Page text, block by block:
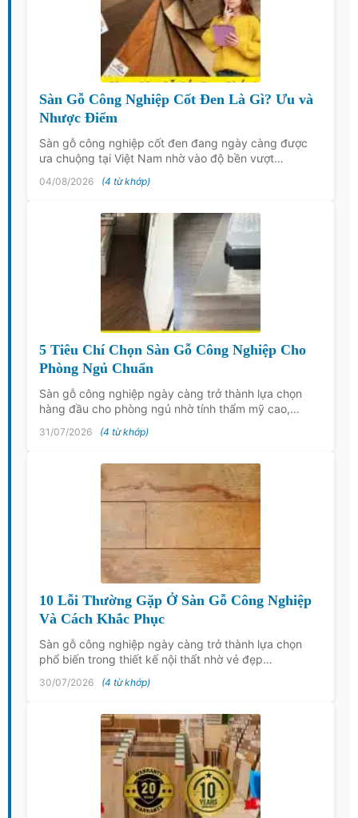
Sàn Gỗ Công Nghiệp Cốt Đen Là Gì? Ưu và
Nhược Điểm
Sàn gỗ công nghiệp cốt đen đang ngày càng được
ưa chuộng tại Việt Nam nhờ vào độ bền vượt…
04/08/2026 (4 từ khớp)
5 Tiêu Chí Chọn Sàn Gỗ Công Nghiệp Cho
Phòng Ngủ Chuẩn
Sàn gỗ công nghiệp ngày càng trở thành lựa chọn
hàng đầu cho phòng ngủ nhờ tính thẩm mỹ cao,…
31/07/2026 (4 từ khớp)
10 Lỗi Thường Gặp Ở Sàn Gỗ Công Nghiệp
Và Cách Khắc Phục
Sàn gỗ công nghiệp ngày càng trở thành lựa chọn
phổ biến trong thiết kế nội thất nhờ vẻ đẹp…
30/07/2026 (4 từ khớp)